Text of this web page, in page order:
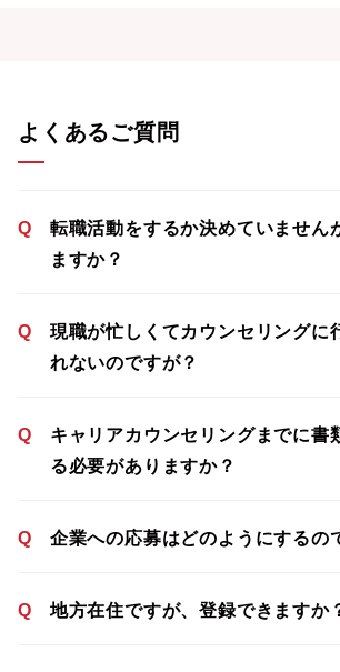
よくあるご質問
Q
転職活動をするか決めていません
ますか？
Q
現職が忙しくてカウンセリングに
れないのですが？
Q
キャリアカウンセリングまでに書
る必要がありますか？
Q 企業への応募はどのようにするの
Q 地方在住ですが、登録できますか